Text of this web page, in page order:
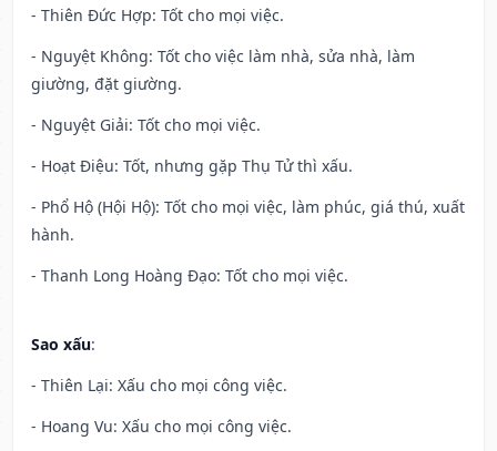
- Thiên Đức Hợp: Tốt cho mọi việc.
- Nguyệt Không: Tốt cho việc làm nhà, sửa nhà, làm
giường, đặt giường.
- Nguyệt Giải: Tốt cho mọi việc.
- Hoạt Điệu: Tốt, nhưng gặp Thụ Tử thì xấu.
- Phổ Hộ (Hội Hộ): Tốt cho mọi việc, làm phúc, giá thú, xuất
hành.
- Thanh Long Hoàng Đạo: Tốt cho mọi việc.
Sao xấu:
- Thiên Lại: Xấu cho mọi công việc.
- Hoang Vu: Xấu cho mọi công việc.